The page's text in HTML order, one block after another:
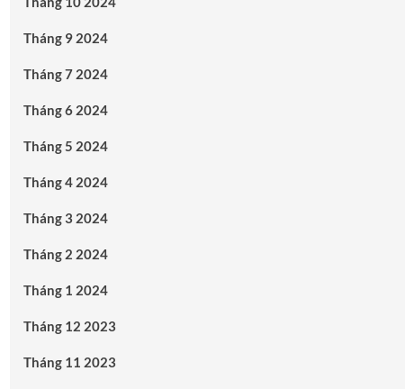
Tháng 9 2024
Tháng 7 2024
Tháng 6 2024
Tháng 5 2024
Tháng 4 2024
Tháng 3 2024
Tháng 2 2024
Tháng 1 2024
Tháng 12 2023
Tháng 11 2023